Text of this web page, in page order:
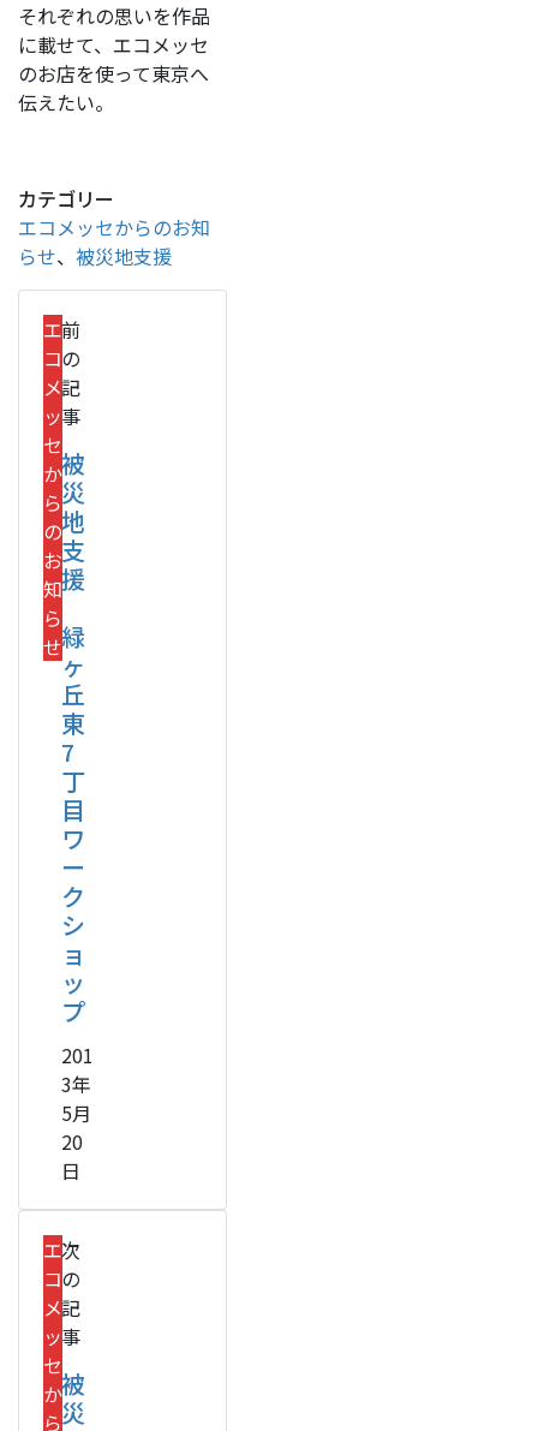
それぞれの思いを作品
に載せて、エコメッセ
のお店を使って東京へ
伝えたい。
カテゴリー
エコメッセからのお知
らせ、 被災地支援
エ
コ
メ
ッ
セ
か
ら
の
お
知
ら
せ
前
の
記
事
被
災
地
支
援
緑
ヶ
丘
東
7
丁
目
ワ
ー
ク
シ
ョ
ッ
プ
201
3年
5月
20
日
エ
コ
メ
ッ
セ
か
ら
次
の
記
事
被
災